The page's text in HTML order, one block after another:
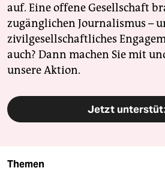
auf. Eine offene Gesellschaft
zugänglichen Journalismus –
zivilgesellschaftliches
auch? Dann machen Sie mit
unsere Aktion.
Jetzt
Themen